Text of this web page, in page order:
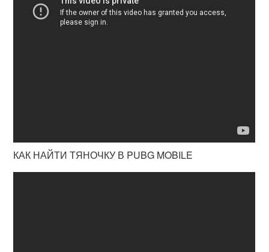
КАК НАЙТИ ТЯНОЧКУ В PUBG MOBILE